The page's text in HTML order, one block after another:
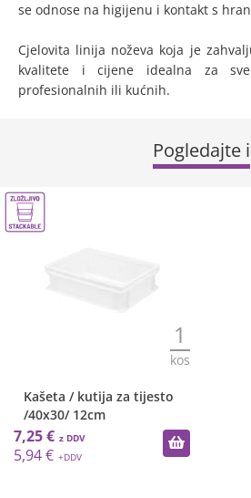
se odnose na higijenu i kontakt s
Cjelovita linija noževa koja je
kvalitete i cijene idealna za
profesionalnih ili kućnih.
Pogledajte i
1
kos
Kašeta / kutija za tijesto
/40x30/ 12cm
7,25 €
5,94 €